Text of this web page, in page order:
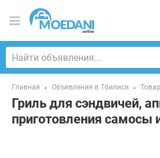
Главная Объявления в Тбилиси
Гриль для сэндвичей,
приготовления самосы